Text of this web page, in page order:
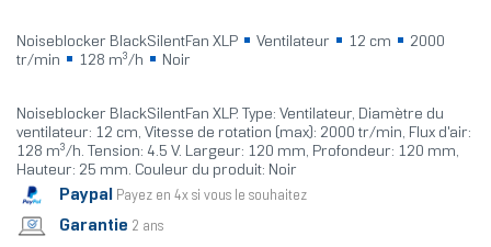
Noiseblocker BlackSilentFan XLP Ventilateur 12 cm
2000
tr/min
128 m³/h Noir
Noiseblocker BlackSilentFan XLP. Type: Ventilateur, Diamètre du
ventilateur: 12 cm, Vitesse de rotation (max): 2000 tr/min, Flux d'air:
128 m³/h. Tension: 4.5 V. Largeur: 120 mm, Profondeur: 120 mm,
Hauteur: 25 mm. Couleur du produit: Noir
Paypal Payez en 4x si vous le souhaitez
Garantie 2 ans